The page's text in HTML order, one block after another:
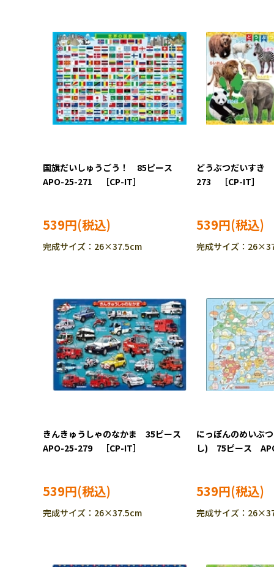
国旗だいしゅうごう！ 85ピース
APO-25-271 ［CP-IT］
539円
完成サイズ：26×37.5cm
どうぶつだいす
273 ［CP-IT］
539円
完成サイズ：
きんきゅうしゃのなかま 35ピース
APO-25-279 ［CP-IT］
539円
完成サイズ：26×37.5cm
にっぽんのめいぶ
し) 75ピース
539円
完成サイズ：